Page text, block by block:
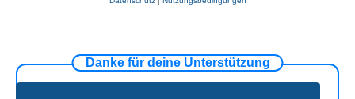
Danke für deine Unterstützung